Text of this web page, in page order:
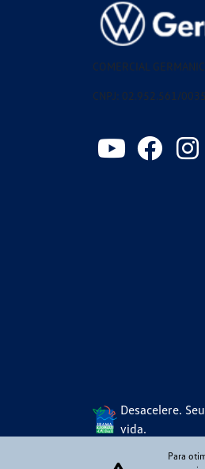
COMERCIAL
CNPJ: 02.952.561/
Desacelere.
vida.
Para